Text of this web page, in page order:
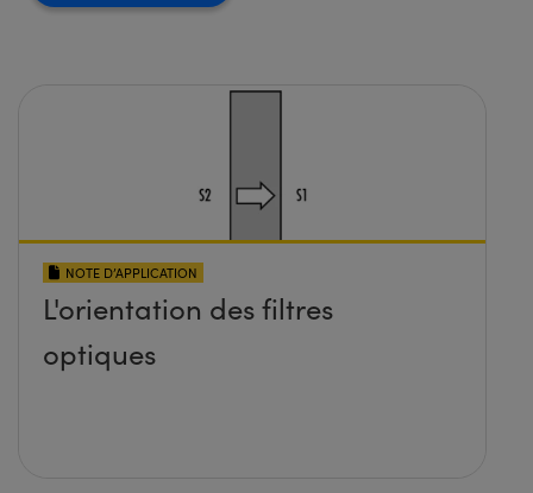
NOTE D’APPLICATION
L'orientation des filtres
optiques